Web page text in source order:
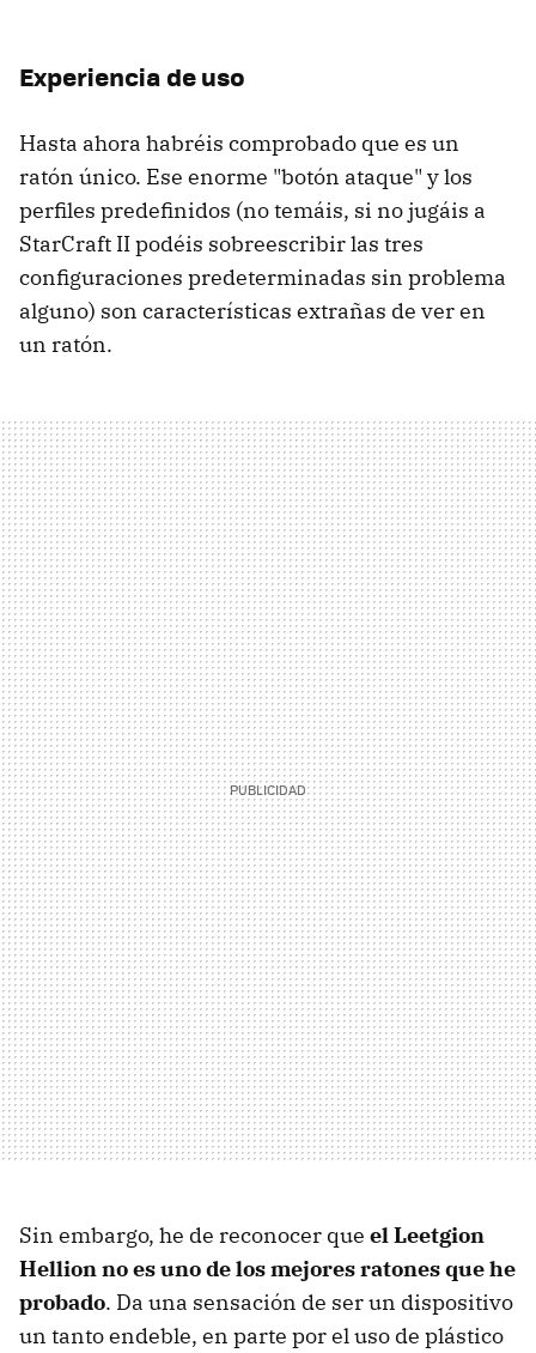
Experiencia de uso
Hasta ahora habréis comprobado que es un
ratón único. Ese enorme "botón ataque" y los
perfiles predefinidos (no temáis, si no jugáis a
StarCraft II podéis sobreescribir las tres
configuraciones predeterminadas sin problema
alguno) son características extrañas de ver en
un ratón.
Sin embargo, he de reconocer que el Leetgion
Hellion no es uno de los mejores ratones que he
probado. Da una sensación de ser un dispositivo
un tanto endeble, en parte por el uso de plástico